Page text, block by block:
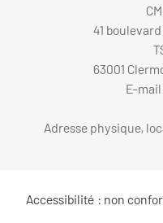
41
63001
E-mail
Adresse physique,
Accessibilité : non